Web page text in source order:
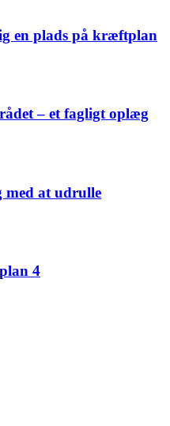
en plads på kræftplan
– et fagligt oplæg
med at udrulle
4